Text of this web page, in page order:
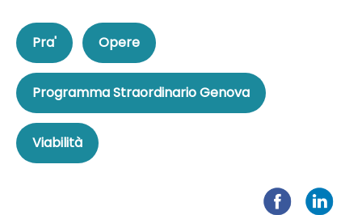
Pra' Opere
Programma Straordinario Genova
Viabilità